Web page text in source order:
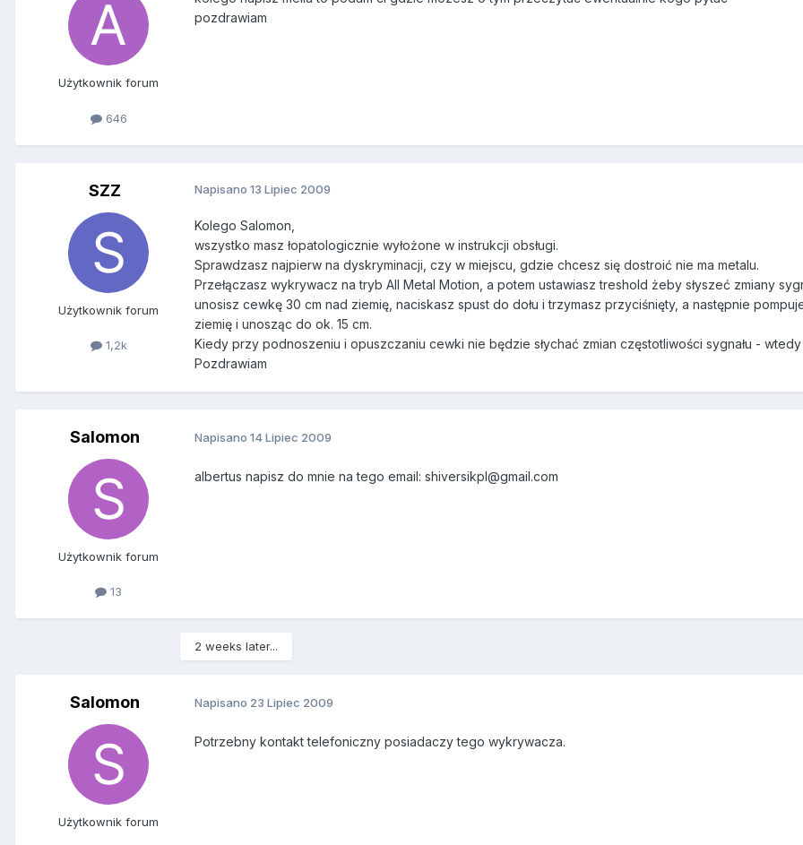
Użytkownik forum
646
pozdrawiam
SZZ
Użytkownik forum
1,2k
Napisano 13 Lipiec 2009
Kolego Salomon,
wszystko masz łopatologicznie wyłożone w instrukcji obsługi.
Sprawdzasz najpierw na dyskryminacji, czy w miejscu, gdzie chcesz się dostroić nie ma metalu.
Przełączasz wykrywacz na tryb All Metal Motion, a potem ustawiasz treshold żeby słyszeć zmiany
unosisz cewkę 30 cm nad ziemię, naciskasz spust do dołu i trzymasz przyciśnięty, a następnie
ziemię i unosząc do ok. 15 cm.
Kiedy przy podnoszeniu i opuszczaniu cewki nie będzie słychać zmian częstotliwości sygnału -
Pozdrawiam
Salomon
Użytkownik forum
13
Napisano 14 Lipiec 2009
albertus napisz do mnie na tego email: shiversikpl@gmail.com
2 weeks later...
Salomon
Użytkownik forum
Napisano 23 Lipiec 2009
Potrzebny kontakt telefoniczny posiadaczy tego wykrywacza.